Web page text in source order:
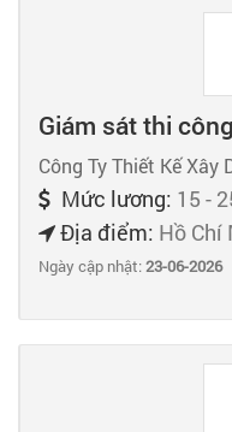
Giám sát thi công
Công Ty Thiết Kế Xây
Mức lương: 15 -
Địa điểm: Hồ Chí
Ngày cập nhật:23-06-2026